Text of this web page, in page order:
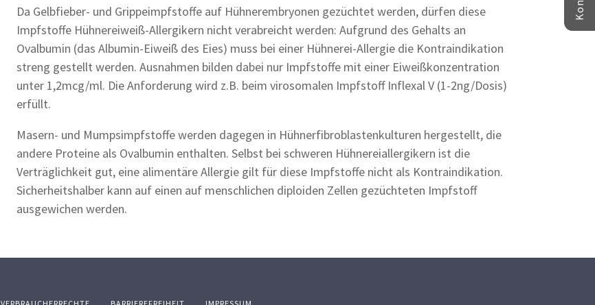
Da Gelbfieber- und Grippeimpfstoffe auf Hühnerembryonen gezüchtet werden, dürfen diese
Impfstoffe Hühnereiweiß-Allergikern nicht verabreicht werden: Aufgrund des Gehalts an
Ovalbumin (das Albumin-Eiweiß des Eies) muss bei einer Hühnerei-Allergie die Kontraindikation
streng gestellt werden. Ausnahmen bilden dabei nur Impfstoffe mit einer Eiweißkonzentration
unter 1,2mcg/ml. Die Anforderung wird z.B. beim virosomalen Impfstoff Inflexal V (1-2ng/Dosis)
erfüllt.
Masern- und Mumpsimpfstoffe werden dagegen in Hühnerfibroblastenkulturen hergestellt, die
andere Proteine als Ovalbumin enthalten. Selbst bei schweren Hühnereiallergikern ist die
Verträglichkeit gut, eine alimentäre Allergie gilt für diese Impfstoffe nicht als Kontraindikation.
Sicherheitshalber kann auf einen auf menschlichen diploiden Zellen gezüchteten Impfstoff
ausgewichen werden.